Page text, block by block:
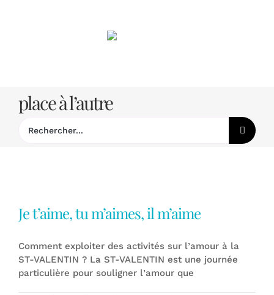
place à l’autre
Je t’aime, tu m’aimes, il m’aime
Comment exploiter des activités sur l’amour à la
ST-VALENTIN ? La ST-VALENTIN est une journée
particulière pour souligner l’amour que